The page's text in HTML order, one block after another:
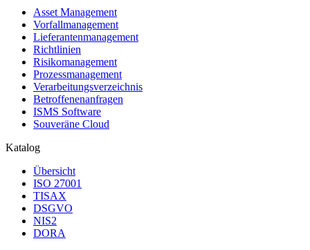
Asset Management
Vorfallmanagement
Lieferantenmanagement
Richtlinien
Risikomanagement
Prozessmanagement
Verarbeitungsverzeichnis
Betroffenenanfragen
ISMS Software
Souveräne Cloud
Katalog
Übersicht
ISO 27001
TISAX
DSGVO
NIS2
DORA